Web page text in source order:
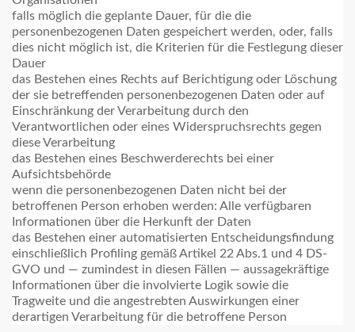
falls möglich die geplante Dauer, für die die
personenbezogenen Daten gespeichert werden, oder, falls
dies nicht möglich ist, die Kriterien für die Festlegung dieser
Dauer
das Bestehen eines Rechts auf Berichtigung oder Löschung
der sie betreffenden personenbezogenen Daten oder auf
Einschränkung der Verarbeitung durch den
Verantwortlichen oder eines Widerspruchsrechts gegen
diese Verarbeitung
das Bestehen eines Beschwerderechts bei einer
Aufsichtsbehörde
wenn die personenbezogenen Daten nicht bei der
betroffenen Person erhoben werden: Alle verfügbaren
Informationen über die Herkunft der Daten
das Bestehen einer automatisierten Entscheidungsfindung
einschließlich Profiling gemäß Artikel 22 Abs.1 und 4 DS-
GVO und — zumindest in diesen Fällen — aussagekräftige
Informationen über die involvierte Logik sowie die
Tragweite und die angestrebten Auswirkungen einer
derartigen Verarbeitung für die betroffene Person